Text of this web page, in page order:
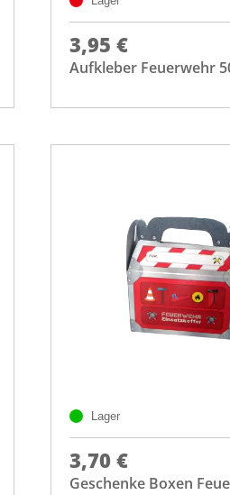
3,95 €
Aufkleber Feuerwehr
Lager
3,70 €
Geschenke Boxen